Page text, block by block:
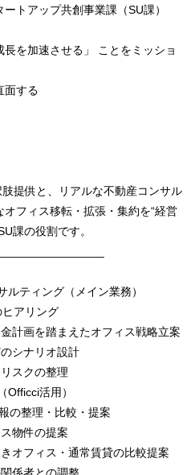
トアップ共創事業課（SU課）
長を加速させる」 ことをミッショ
面する
提供と、リアルな不動産コンサル
フィス移転・拡張・集約を“経営
課の役割です。
ティング（メイン業務）
アリング
計画を踏まえたオフィス戦略立案
シナリオ設計
スクの整理
活用）
の整理・比較・提案
物件の提案
オフィス・通常賃貸の比較提案
係者との調整